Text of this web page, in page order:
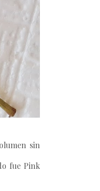
sin
fue Pink